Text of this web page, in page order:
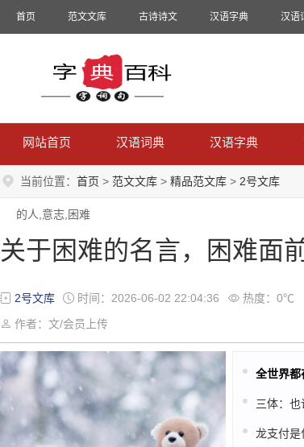
首页 范文文库 古诗诗文 汉语字典 汉语
网站首页 汉语词典 汉语字典
当前位置： 首页 > 范文文库 > 精品范文库 > 2号文库
的人,意志,困难
关于困难的名言，困难面
2号文库 时间：2026-06-02 22:04:36
热度：0℃
作者：文/会员上传